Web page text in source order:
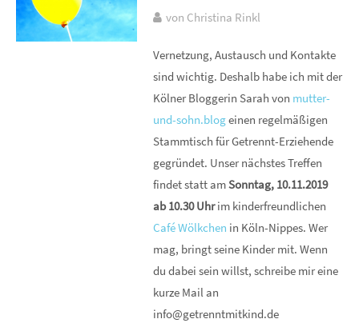
von Christina Rinkl
Vernetzung, Austausch und Kontakte
sind wichtig. Deshalb habe ich mit der
Kölner Bloggerin Sarah von mutter-
und-sohn.blogeinen regelmäßigen
Stammtisch für Getrennt-Erziehende
gegründet. Unser nächstes Treffen
findet statt amSonntag, 10.11.2019
ab 10.30 Uhrim kinderfreundlichen
Café Wölkchen in Köln-Nippes. Wer
mag, bringt seine Kinder mit. Wenn
du dabei sein willst, schreibe mir eine
kurze Mail an
info@getrenntmitkind.de